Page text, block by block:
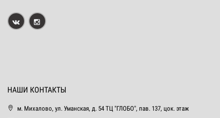
НАШИ КОНТАКТЫ
м. Михалово, ул. Уманская, д. 54 ТЦ "ГЛОБО", пав. 137, цок. этаж